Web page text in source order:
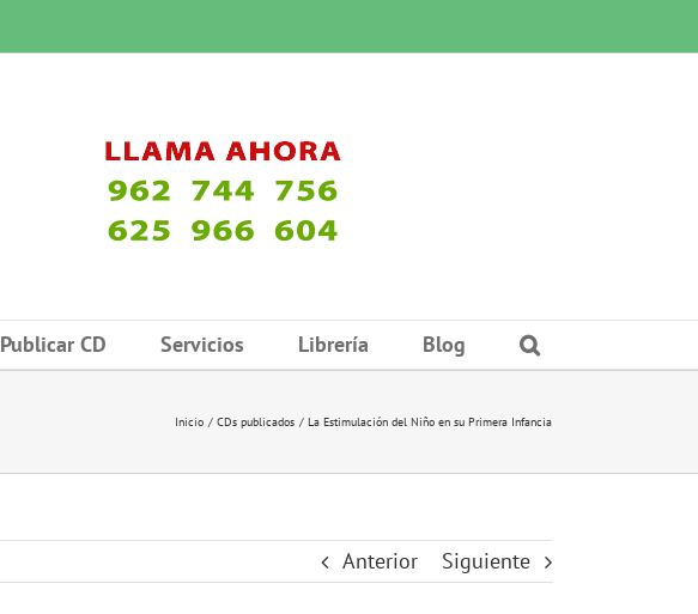
Publicar CD Servicios Librería Blog
Inicio CDs publicados La Estimulación del Niño en su Primera Infancia
Anterior Siguiente